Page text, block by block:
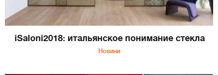
iSaloni2018: итальянское понимание стекла
Новини